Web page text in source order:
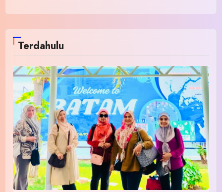
Terdahulu